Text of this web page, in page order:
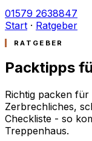
01579 2638847
Start · Ratgeber
RATGEBER
Packtipps
Richtig packen
Zerbrechliches,
Checkliste - so
Treppenhaus.